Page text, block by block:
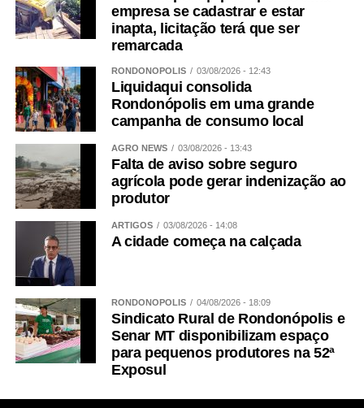
todos os dias. Mas, acima de tudo, precisamos dar crédito
a palavra das mulheres. Todos os dias.
WhatsApp
Facebook
Twitter
Messenger
LinkedIn
Share
empresa se cadastrar e estar
inapta, licitação terá que ser
remarcada
RONDONÓPOLIS 03/08/2026 - 12:43
Liquidaqui consolida
Rondonópolis em uma grande
campanha de consumo local
AGRO NEWS 03/08/2026 - 13:43
Falta de aviso sobre seguro
agrícola pode gerar indenização ao
produtor
ARTIGOS 03/08/2026 - 14:08
A cidade começa na calçada
RONDONÓPOLIS 04/08/2026 - 18:09
Sindicato Rural de Rondonópolis e
Senar MT disponibilizam espaço
para pequenos produtores na 52ª
Exposul